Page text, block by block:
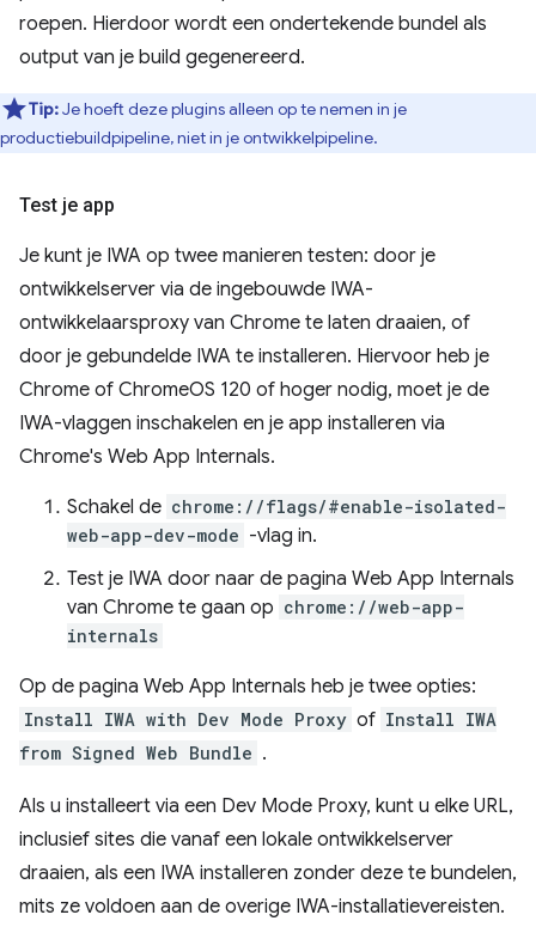
roepen. Hierdoor wordt een ondertekende bundel als
output van je build gegenereerd.
Tip:Je hoeft deze plugins alleen op te nemen in je
productiebuildpipeline, niet in je ontwikkelpipeline.
Test je app
Je kunt je IWA op twee manieren testen: door je
ontwikkelserver via de ingebouwde IWA-
ontwikkelaarsproxy van Chrome te laten draaien, of
door je gebundelde IWA te installeren. Hiervoor heb je
Chrome of ChromeOS 120 of hoger nodig, moet je de
IWA-vlaggen inschakelen en je app installeren via
Chrome's Web App Internals.
Schakel de chrome://flags/#enable-isolated-
web-app-dev-mode -vlag in.
Test je IWA door naar de pagina Web App Internals
van Chrome te gaan op chrome://web-app-
internals
Op de pagina Web App Internals heb je twee opties:
Install IWA with Dev Mode Proxy of Install IWA
from Signed Web Bundle .
Als u installeert via een Dev Mode Proxy, kunt u elke URL,
inclusief sites die vanaf een lokale ontwikkelserver
draaien, als een IWA installeren zonder deze te bundelen,
mits ze voldoen aan de overige IWA-installatievereisten.